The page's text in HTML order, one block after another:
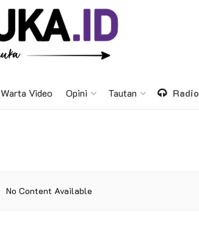
Warta Video Opini Tautan Radio
No Content Available